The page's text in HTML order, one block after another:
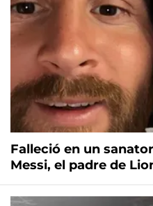
Falleció en un
Messi, el padre de